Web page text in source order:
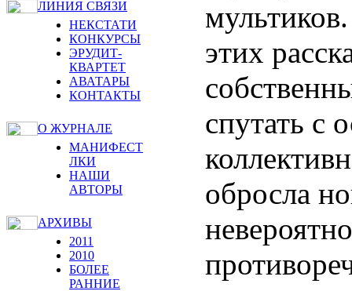
ЛИНИЯ СВЯЗИ
НЕКСТАТИ
КОНКУРСЫ
ЭРУДИТ-
КВАРТЕТ
АВАТАРЫ
КОНТАКТЫ
О ЖУРНАЛЕ
МАНИФЕСТ
ЛКИ
НАШИ
АВТОРЫ
АРХИВЫ
2011
2010
БОЛЕЕ
РАННИЕ
этих
спутать с
обросла